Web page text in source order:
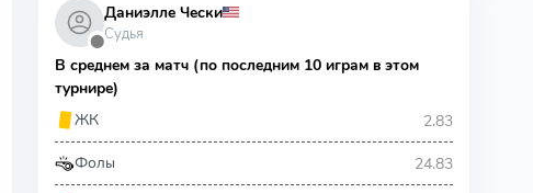
⬤
Даниэлле Чески
Судья
В среднем за матч (по последним 10 играм в этом
турнире)
ЖК
2.83
Фолы 24.83